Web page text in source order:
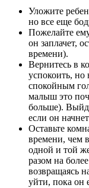
Уложите
но все еще
Пожелайте
он заплачет,
времени).
Вернитесь в
успокоить, но
спокойным
малыш это
больше).
если он
Оставьте
времени, чем
одной и той
разом на
возвращаясь
уйти, пока он